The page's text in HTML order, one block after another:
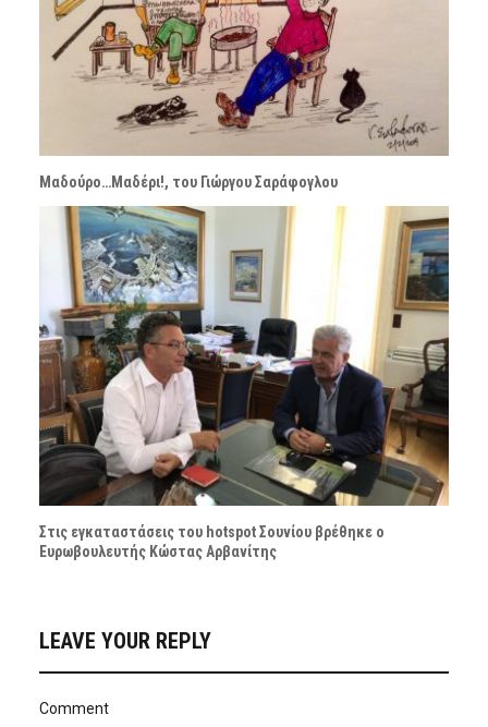
Μαδούρο…Μαδέρι!, του Γιώργου Σαράφογλου
Στις εγκαταστάσεις του hotspot Σουνίου βρέθηκε ο
Ευρωβουλευτής Κώστας Αρβανίτης
LEAVE YOUR REPLY
Comment